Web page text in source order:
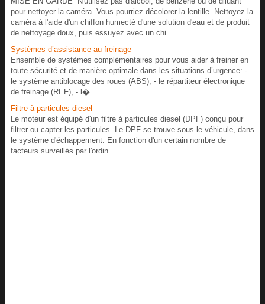
pour nettoyer la caméra. Vous pourriez décolorer la lentille. Nettoyez la
caméra à l'aide d'un chiffon humecté d'une solution d'eau et de produit
de nettoyage doux, puis essuyez avec un chi ...
Systèmes d’assistance au freinage
Ensemble de systèmes complémentaires pour vous aider à freiner en
toute sécurité et de manière optimale dans les situations d’urgence: -
le système antiblocage des roues (ABS), - le répartiteur électronique
de freinage (REF), - l� ...
Filtre à particules diesel
Le moteur est équipé d'un filtre à particules diesel (DPF) conçu pour
filtrer ou capter les particules. Le DPF se trouve sous le véhicule, dans
le système d'échappement. En fonction d'un certain nombre de
facteurs surveillés par l'ordin ...